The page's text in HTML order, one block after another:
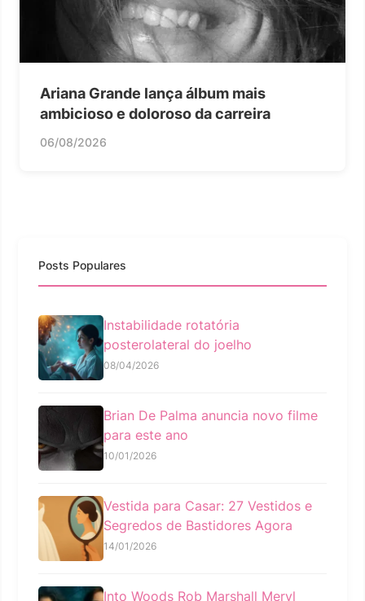
Ariana Grande lança álbum mais
ambicioso e doloroso da carreira
06/08/2026
Posts Populares
Instabilidade rotatória
posterolateral do joelho
08/04/2026
Brian De Palma anuncia novo filme
para este ano
10/01/2026
Vestida para Casar: 27 Vestidos e
Segredos de Bastidores Agora
14/01/2026
Into Woods Rob Marshall Meryl